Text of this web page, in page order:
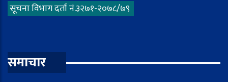
सूचना विभाग दर्ता नं.३२७१-२०७८/७९
समाचार